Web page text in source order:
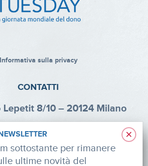
Informativa sulla privacy
CONTATTI
Lepetit 8/10 – 20124 Milano
+39 02 47924880
91374340379
×
sottostante per rimanere
ultime novità del